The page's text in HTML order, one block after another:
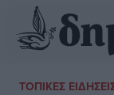
ΤΟΠΙΚΈΣ